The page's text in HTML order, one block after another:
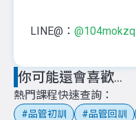
LINE@： @104mokzq
你可能還會喜歡...
熱門課程快速查詢
品管初訓 品管回訓